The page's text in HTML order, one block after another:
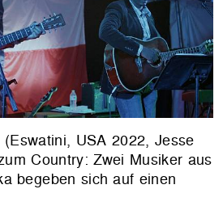
(Eswatini, USA 2022, Jesse
Country: Zwei Musiker aus
begeben sich auf einen